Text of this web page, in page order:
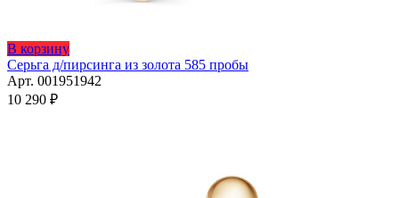
В корзину
Серьга д/пирсинга из золота 585 пробы
Арт. 001951942
10 290 ₽